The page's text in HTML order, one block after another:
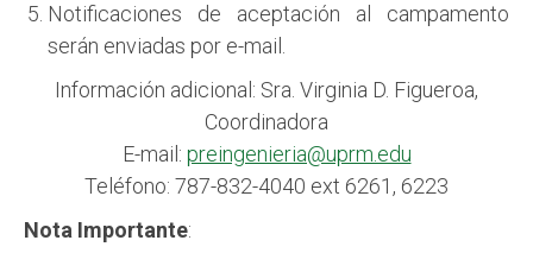
Notificaciones de aceptación al campamento
serán enviadas por e-mail.
Información adicional: Sra. Virginia D. Figueroa,
Coordinadora
E-mail: preingenieria@uprm.edu
Teléfono: 787-832-4040 ext 6261, 6223
Nota Importante: